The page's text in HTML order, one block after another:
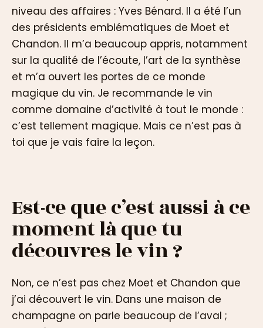
niveau des affaires : Yves Bénard. Il a été l’un
des présidents emblématiques de Moet et
Chandon. Il m’a beaucoup appris, notamment
sur la qualité de l’écoute, l’art de la synthèse
et m’a ouvert les portes de ce monde
magique du vin. Je recommande le vin
comme domaine d’activité à tout le monde :
c’est tellement magique. Mais ce n’est pas à
toi que je vais faire la leçon.
Est-ce que c’est aussi à ce
moment là que tu
découvres le vin ?
Non, ce n’est pas chez Moet et Chandon que
j’ai découvert le vin. Dans une maison de
champagne on parle beaucoup de l’aval ;